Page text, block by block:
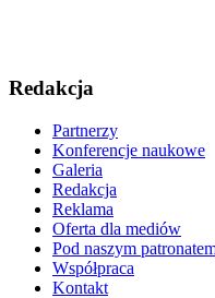
Redakcja
Partnerzy
Konferencje naukowe
Galeria
Redakcja
Reklama
Oferta dla mediów
Pod naszym
Współpraca
Kontakt